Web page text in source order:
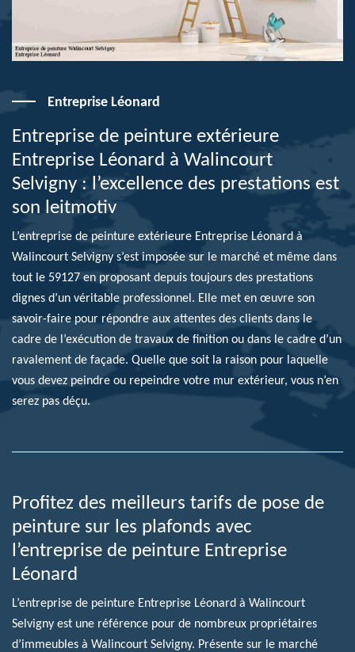
Entreprise Léonard
Entreprise de peinture extérieure
Entreprise Léonard à Walincourt
Selvigny : l’excellence des prestations est
son leitmotiv
L’entreprise de peinture extérieure Entreprise Léonard à
Walincourt Selvigny s’est imposée sur le marché et même dans
tout le 59127 en proposant depuis toujours des prestations
dignes d’un véritable professionnel. Elle met en œuvre son
savoir-faire pour répondre aux attentes des clients dans le
cadre de l’exécution de travaux de finition ou dans le cadre d’un
ravalement de façade. Quelle que soit la raison pour laquelle
vous devez peindre ou repeindre votre mur extérieur, vous n’en
serez pas déçu.
Profitez des meilleurs tarifs de pose de
peinture sur les plafonds avec
l’entreprise de peinture Entreprise
Léonard
L’entreprise de peinture Entreprise Léonard à Walincourt
Selvigny est une référence pour de nombreux propriétaires
d’immeubles à Walincourt Selvigny. Présente sur le marché